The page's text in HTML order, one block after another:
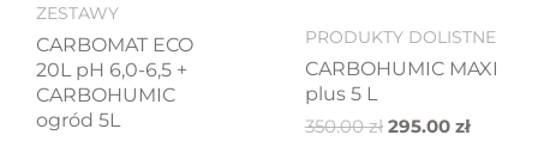
ZESTAWY
CARBOMAT ECO
20L pH 6,0-6,5 +
CARBOHUMIC
ogród 5L
PRODUKTY DOLISTNE
CARBOHUMIC MAXI
plus 5 L
350.00zł 295.00 zł